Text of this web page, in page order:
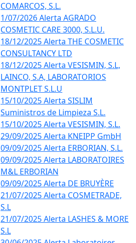
COMARCOS, S.L.
1/07/2026 Alerta AGRADO
COSMETIC CARE 3000, S.L.U.
18/12/2025 Alerta THE COSMETIC
CONSULTANCY LTD
18/12/2025 Alerta VESISMIN, S.L,
LAINCO, S.A, LABORATORIOS
MONTPLET S.L.U
15/10/2025 Alerta SISLIM
Suministros de Limpieza S.L.
15/10/2025 Alerta VESISMIN, S.L.
29/09/2025 Alerta KNEIPP GmbH
09/09/2025 Alerta ERBORIAN, S.L.
09/09/2025 Alerta LABORATOIRES
M&L ERBORIAN
09/09/2025 Alerta DE BRUYÈRE
21/07/2025 Alerta COSMETRADE,
S.L
21/07/2025 Alerta LASHES & MORE
S.L